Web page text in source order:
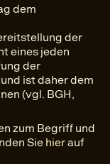
dem
der
eines jeden
der
ist daher dem
(vgl. BGH,
zum Begriff und
Sie hierauf